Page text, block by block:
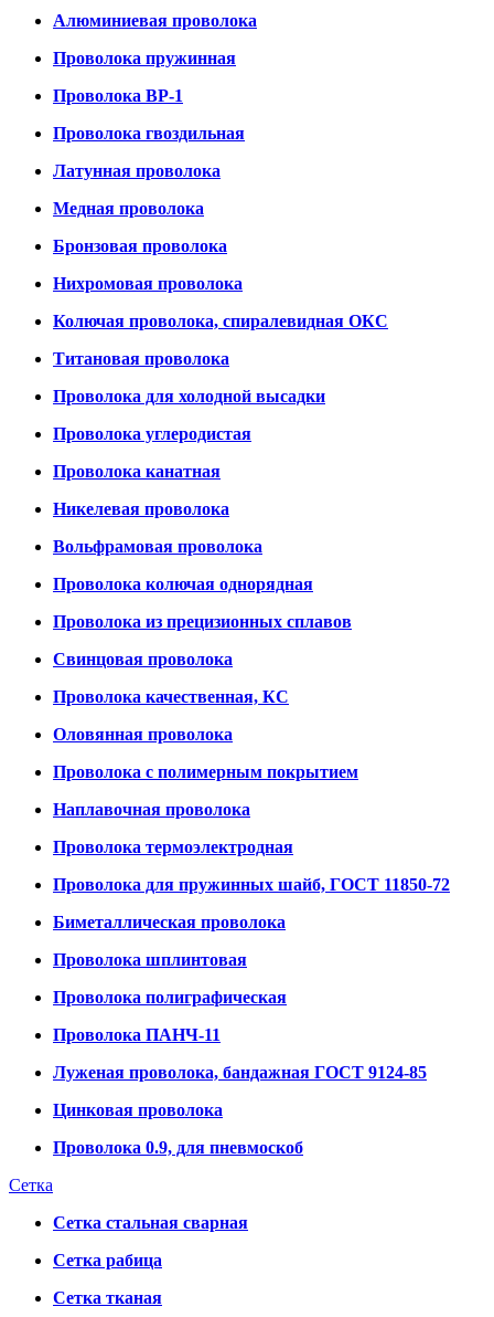
Алюминиевая проволока
Проволока пружинная
Проволока ВР-1
Проволока гвоздильная
Латунная проволока
Медная проволока
Бронзовая проволока
Нихромовая проволока
Колючая проволока, спиралевидная ОКС
Титановая проволока
Проволока для холодной высадки
Проволока углеродистая
Проволока канатная
Никелевая проволока
Вольфрамовая проволока
Проволока колючая однорядная
Проволока из прецизионных сплавов
Свинцовая проволока
Проволока качественная, КС
Оловянная проволока
Проволока с полимерным покрытием
Наплавочная проволока
Проволока термоэлектродная
Проволока для пружинных шайб, ГОСТ 11850-72
Биметаллическая проволока
Проволока шплинтовая
Проволока полиграфическая
Проволока ПАНЧ-11
Луженая проволока, бандажная ГОСТ 9124-85
Цинковая проволока
Проволока 0.9, для пневмоскоб
Сетка
Сетка стальная сварная
Сетка рабица
Сетка тканая